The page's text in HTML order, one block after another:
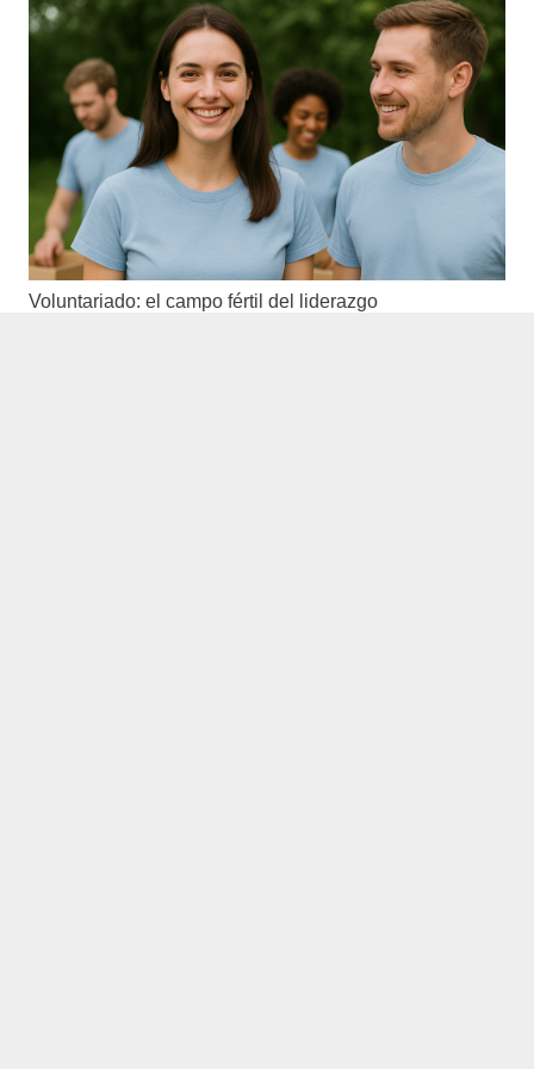
Voluntariado: el campo fértil del liderazgo